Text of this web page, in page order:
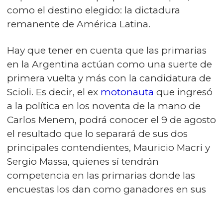
como el destino elegido: la dictadura
remanente de América Latina.
Hay que tener en cuenta que las primarias
en la Argentina actúan como una suerte de
primera vuelta y más con la candidatura de
Scioli. Es decir, el ex motonauta que ingresó
a la política en los noventa de la mano de
Carlos Menem, podrá conocer el 9 de agosto
el resultado que lo separará de sus dos
principales contendientes, Mauricio Macri y
Sergio Massa, quienes sí tendrán
competencia en las primarias donde las
encuestas los dan como ganadores en sus